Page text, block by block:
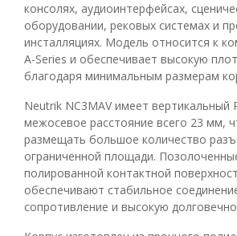
консолях, аудиоинтерфейсах,
оборудовании, рековых системах и
инсталляциях. Модель относится к
A-Series и обеспечивает высокую
благодаря минимальным размерам
Neutrik NC3MAV имеет вертикальный
межосевое расстояние всего 23 мм,
размещать большое количество
ограниченной площади.
полированной контактной
обеспечивают стабильное
сопротивление и высокую